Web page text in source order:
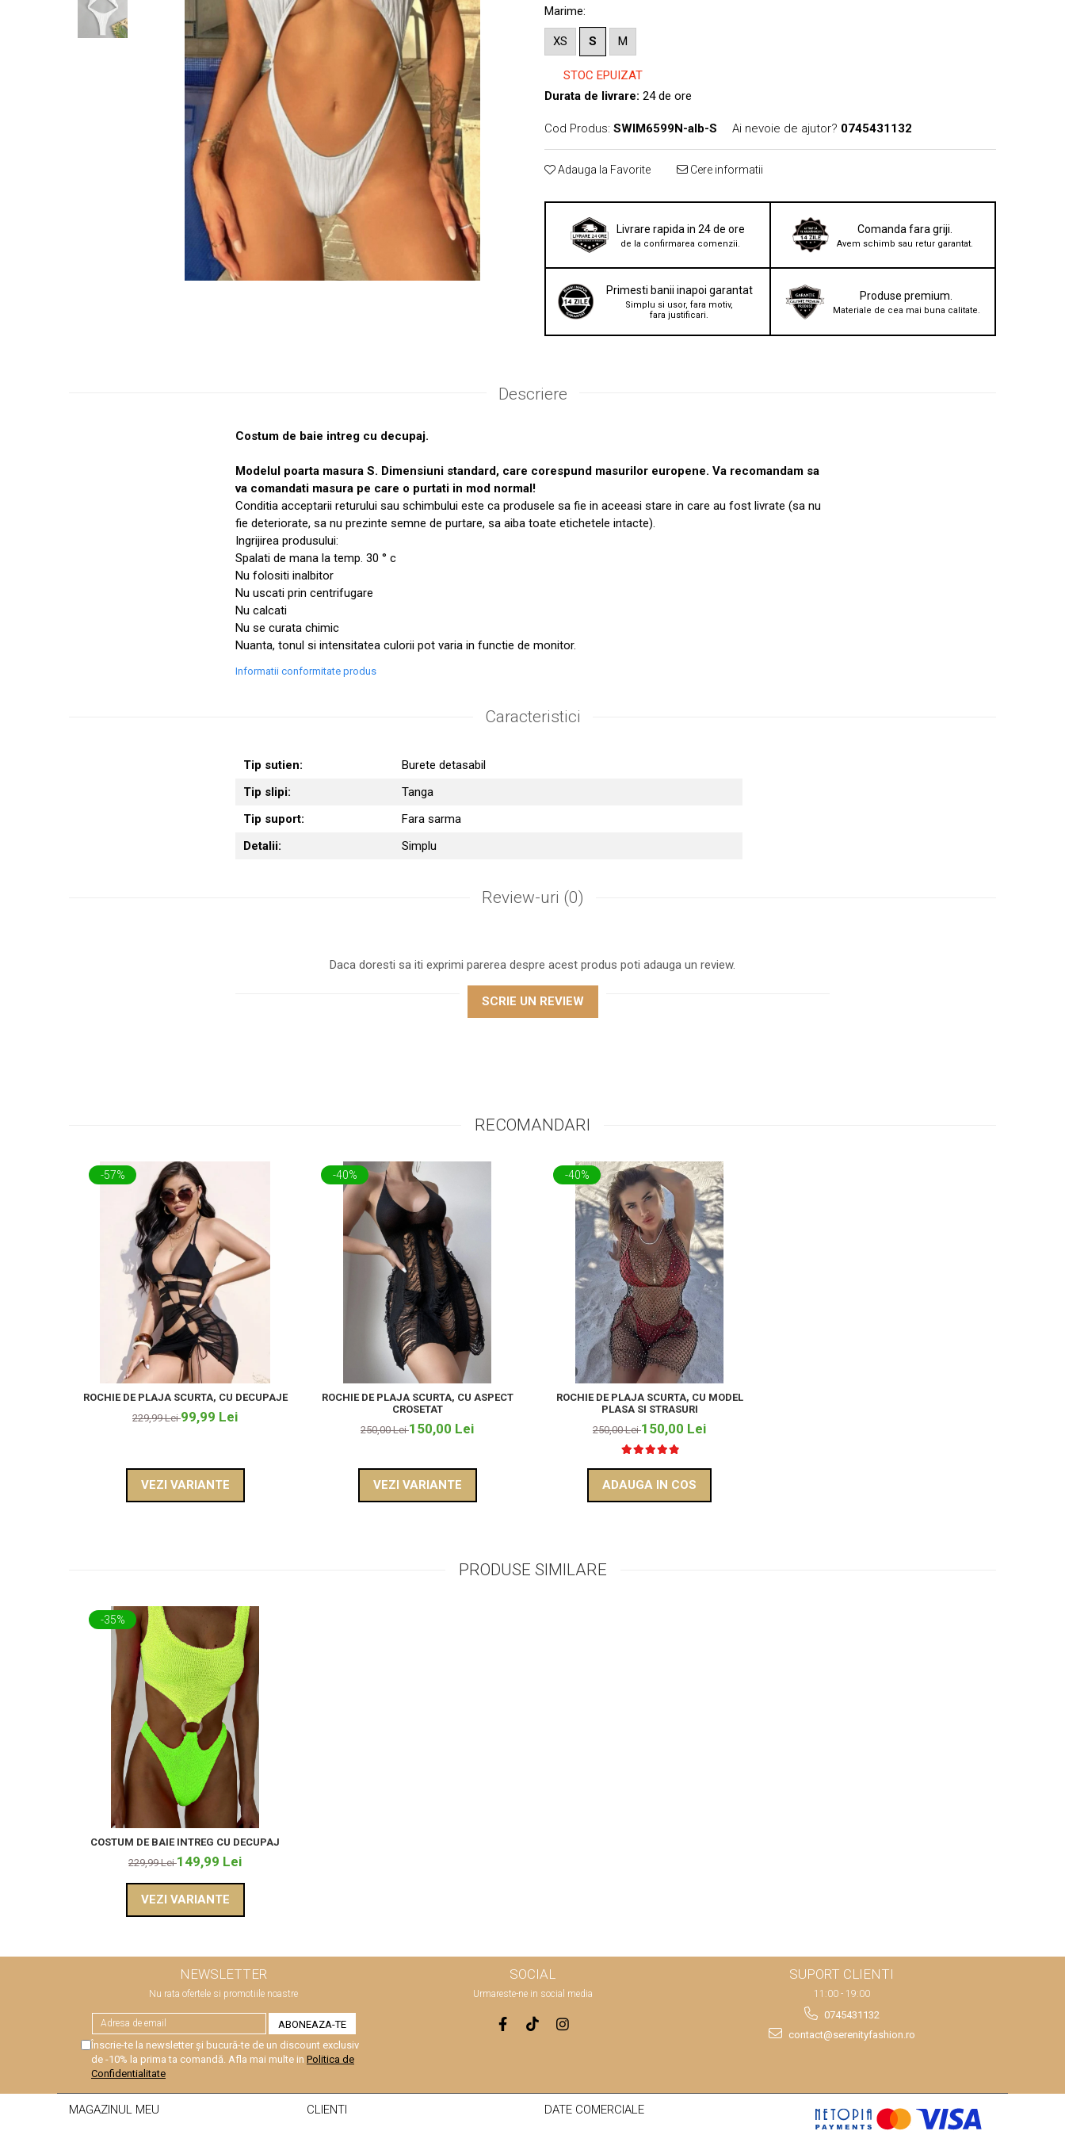
Marime:
XS S M
STOC EPUIZAT
Durata de livrare: 24 de ore
Cod Produs: SWIM6599N-alb-S Ai nevoie de ajutor? 0745431132
Adauga la Favorite Cere informatii
Livrare rapida in 24 de ore
de la confirmarea comenzii.
Comanda fara griji.
Avem schimb sau retur garantat.
Primesti banii inapoi garantat
Simplu si usor, fara motiv,
fara justificari.
Produse premium.
Materiale de cea mai buna calitate.
Descriere
Costum de baie intreg cu decupaj.
Modelul poarta masura S. Dimensiuni standard, care corespund masurilor europene. Va recomandam sa
va comandati masura pe care o purtati in mod normal!
Conditia acceptarii returului sau schimbului este ca produsele sa fie in aceeasi stare in care au fost livrate (sa nu
fie deteriorate, sa nu prezinte semne de purtare, sa aiba toate etichetele intacte).
Ingrijirea produsului:
Spalati de mana la temp. 30 ° c
Nu folositi inalbitor
Nu uscati prin centrifugare
Nu calcati
Nu se curata chimic
Nuanta, tonul si intensitatea culorii pot varia in functie de monitor.
Informatii conformitate produs
Caracteristici
Tip sutien:
Burete detasabil
Tip slipi:
Tanga
Tip suport:
Fara sarma
Detalii:
Simplu
Review-uri (0)
Daca doresti sa iti exprimi parerea despre acest produs poti adauga un review.
SCRIE UN REVIEW
RECOMANDARI
-57%
ROCHIE DE PLAJA SCURTA, CU DECUPAJE
229,99 Lei99,99 Lei
VEZI VARIANTE
-40%
ROCHIE DE PLAJA SCURTA, CU ASPECT
CROSETAT
250,00 Lei150,00 Lei
VEZI VARIANTE
-40%
ROCHIE DE PLAJA SCURTA, CU MODEL
PLASA SI STRASURI
250,00 Lei150,00 Lei
ADAUGA IN COS
PRODUSE SIMILARE
-35%
COSTUM DE BAIE INTREG CU DECUPAJ
229,99 Lei149,99 Lei
VEZI VARIANTE
NEWSLETTER
Nu rata ofertele si promotiile noastre
Înscrie-te la newsletter și bucură-te de un discount exclusiv
de -10% la prima ta comandă. Afla mai multe in Politica de
Confidentialitate
SOCIAL
Urmareste-ne in social media
SUPORT CLIENTI
11:00 - 19:00
0745431132
contact@serenityfashion.ro
MAGAZINUL MEU CLIENTI DATE COMERCIALE